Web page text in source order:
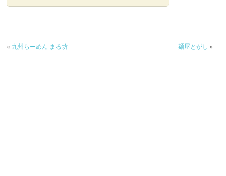
« 九州らーめん まる坊 麺屋とがし »